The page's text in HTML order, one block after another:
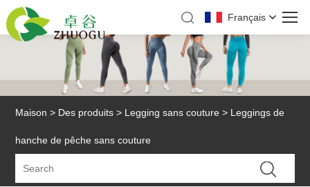
Français
Maison > Des produits > Legging sans couture > Leggings de
hanche de pêche sans couture